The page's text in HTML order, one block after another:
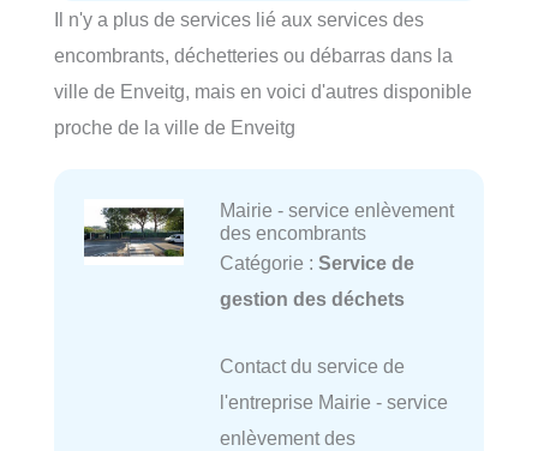
Il n'y a plus de services lié aux services des
encombrants, déchetteries ou débarras dans la
ville de Enveitg, mais en voici d'autres disponible
proche de la ville de Enveitg
Mairie - service enlèvement
des encombrants
Catégorie : Service de
gestion des déchets
Contact du service de
l'entreprise Mairie - service
enlèvement des